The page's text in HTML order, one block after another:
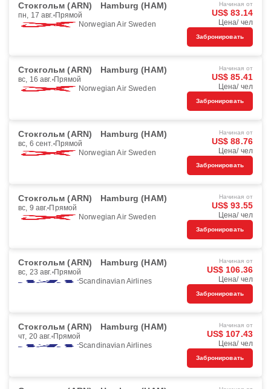
Стокгольм (ARN) Hamburg (HAM)
пн, 17 авг. Прямой
Norwegian Air Sweden
Начиная от
US$ 83.14
Цена/ чел
Забронировать
Стокгольм (ARN) Hamburg (HAM)
вс, 16 авг. Прямой
Norwegian Air Sweden
Начиная от
US$ 85.41
Цена/ чел
Забронировать
Стокгольм (ARN) Hamburg (HAM)
вс, 6 сент. Прямой
Norwegian Air Sweden
Начиная от
US$ 88.76
Цена/ чел
Забронировать
Стокгольм (ARN) Hamburg (HAM)
вс, 9 авг. Прямой
Norwegian Air Sweden
Начиная от
US$ 93.55
Цена/ чел
Забронировать
Стокгольм (ARN) Hamburg (HAM)
вс, 23 авг. Прямой
Scandinavian Airlines
Начиная от
US$ 106.36
Цена/ чел
Забронировать
Стокгольм (ARN) Hamburg (HAM)
чт, 20 авг. Прямой
Scandinavian Airlines
Начиная от
US$ 107.43
Цена/ чел
Забронировать